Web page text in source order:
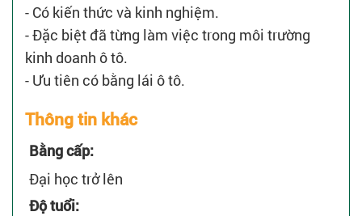
- Có kiến thức và kinh nghiệm.
- Đặc biệt đã từng làm việc trong môi trường
kinh doanh ô tô.
- Ưu tiên có bằng lái ô tô.
Thông tin khác
Bằng cấp:
Đại học trở lên
Độ tuổi: